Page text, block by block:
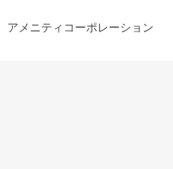
アメニティコーポレーション